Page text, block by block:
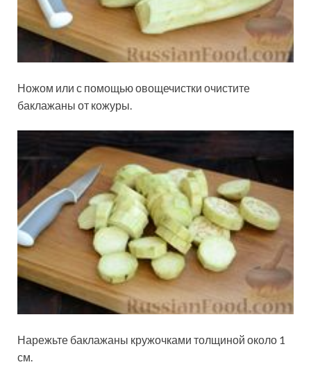
Ножом или с помощью овощечистки очистите
баклажаны от кожуры.
Нарежьте баклажаны кружочками толщиной около 1
см.